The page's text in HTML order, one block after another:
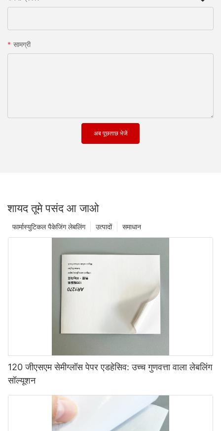
सामग्री
अब पूछताछ भेजें
शायद तूमे पसंद आ जाओ
समाधान
उत्पादों
फार्मास्युटिकल पैकेजिंग लेबलिंग
120 जीएसएम सेमीग्लॉस पेपर एडहेसिव: उच्च गुणवत्ता वाला लेबलिंग
सॉल्यूशन